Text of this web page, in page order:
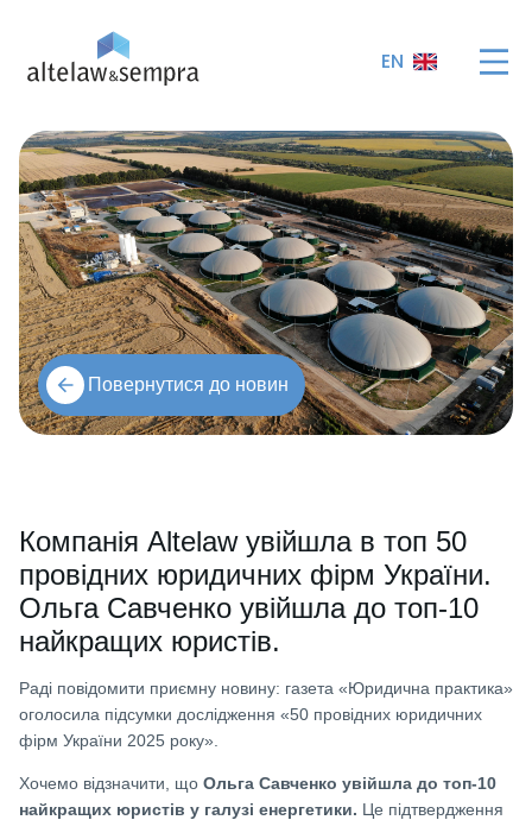
EN
Повернутися до новин
Компанія Altelaw увійшла в топ 50
провідних юридичних фірм України.
Ольга Савченко увійшла до топ-10
найкращих юристів.
Раді повідомити приємну новину: газета «Юридична практика»
оголосила підсумки дослідження «50 провідних юридичних
фірм України 2025 року».
Хочемо відзначити, що Ольга Савченко увійшла до топ-10
найкращих юристів у галузі енергетики. Це підтвердження